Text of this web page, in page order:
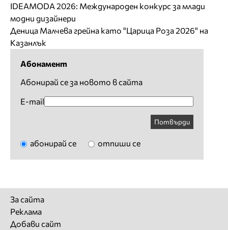
IDEAMODA 2026: Международен конкурс за млади
модни дизайнери
Деница Малчева грейна като "Царица Роза 2026" на
Казанлък
Абонамент
Абонирай се за новото в сайта
E-mail
Потвърди
абонирай се отпиши се
За сайта
Реклама
Добави сайт